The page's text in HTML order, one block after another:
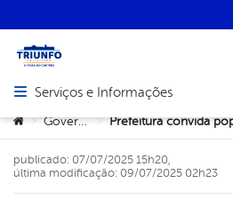
Abrir menu principal de navegação
Serviços e Informações
Você está aqui:
> Governo >
publicado: 07/07/2025 15h20,
última modificação: 09/07/2025 02h23